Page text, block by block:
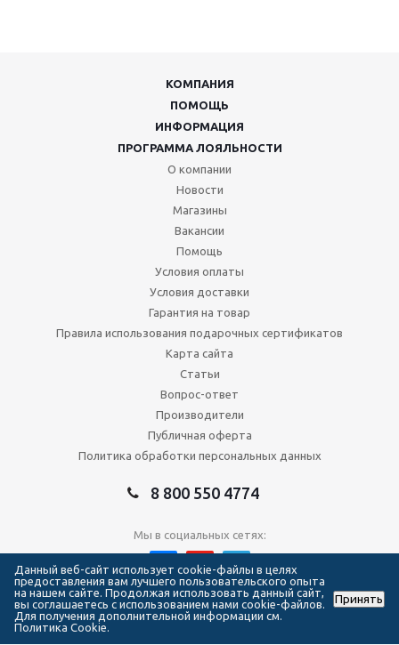
КОМПАНИЯ
ПОМОЩЬ
ИНФОРМАЦИЯ
ПРОГРАММА ЛОЯЛЬНОСТИ
О компании
Новости
Магазины
Вакансии
Помощь
Условия оплаты
Условия доставки
Гарантия на товар
Правила использования подарочных сертификатов
Карта сайта
Статьи
Вопрос-ответ
Производители
Публичная оферта
Политика обработки персональных данных
8 800 550 4774
Мы в социальных сетях:
2026 © Сеть магазинов Forma Hockey
111
Данный веб-сайт использует cookie-файлы в целях
предоставления вам лучшего пользовательского опыта
на нашем сайте. Продолжая использовать данный сайт,
вы соглашаетесь с использованием нами cookie-файлов.
Для получения дополнительной информации см.
Политика Cookie.
Принять